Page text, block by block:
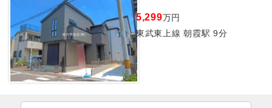
5,299万円
東武東上線 朝霞駅 9分